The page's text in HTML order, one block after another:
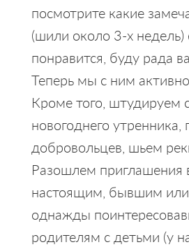
посмотрите какие
(шили около 3-х
понравится, буду рада
Теперь мы с ним
Кроме того, штудируем
новогоднего утренника,
добровольцев, шьем
Разошлем приглашения
настоящим, бывшим
однажды
родителям с детьми (у